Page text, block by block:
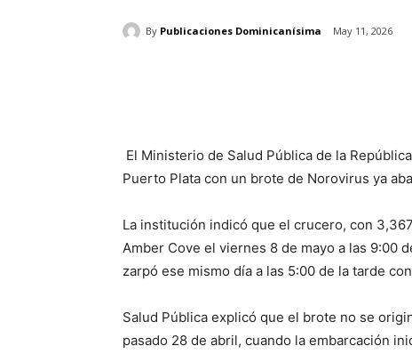
By Publicaciones Dominicanísima May 11, 2026
El Ministerio de Salud Pública de la
Puerto Plata con un brote de Norovirus ya
La institución indicó que el crucero, con
Amber Cove el viernes 8 de mayo a las 9:00
zarpó ese mismo día a las 5:00 de la tarde
Salud Pública explicó que el brote no se
pasado 28 de abril, cuando la embarcación